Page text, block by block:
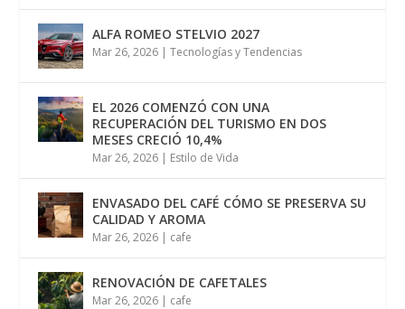
ALFA ROMEO STELVIO 2027
Mar 26, 2026 |Tecnologías y Tendencias
EL 2026 COMENZÓ CON UNA
RECUPERACIÓN DEL TURISMO EN DOS
MESES CRECIÓ 10,4%
Mar 26, 2026 | Estilo de Vida
ENVASADO DEL CAFÉ CÓMO SE PRESERVA SU
CALIDAD Y AROMA
Mar 26, 2026 | cafe
RENOVACIÓN DE CAFETALES
Mar 26, 2026 | cafe